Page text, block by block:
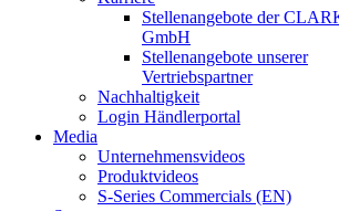
Stellenangebote der
GmbH
Stellenangebote unserer
Vertriebspartner
Nachhaltigkeit
Login Händlerportal
Media
Unternehmensvideos
Produktvideos
S-Series Commercials (EN)